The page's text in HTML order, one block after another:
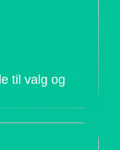
til valg og